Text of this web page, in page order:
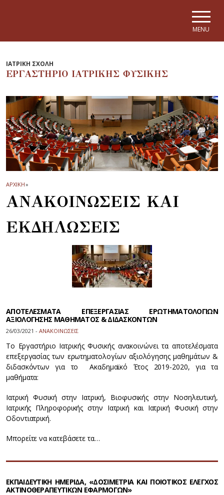
MENU
ΙΑΤΡΙΚΗ ΣΧΟΛΗ
ΕΡΓΑΣΤΗΡΙΟ ΙΑΤΡΙΚΗΣ ΦΥΣΙΚΗΣ
ΑΡΧΙΚΗ»
ΑΝΑΚΟΙΝΩΣΕΙΣ ΚΑΙ
ΕΚΔΗΛΩΣΕΙΣ
ΑΠΟΤΕΛΕΣΜΑΤΑ ΕΠΕΞΕΡΓΑΣΙΑΣ ΕΡΩΤΗΜΑΤΟΛΟΓΙΩΝ
ΑΞΙΟΛΟΓΗΣΗΣ ΜΑΘΗΜΑΤΟΣ & ΔΙΔΑΣΚΟΝΤΩΝ
26/03/2021 - ΑΝΑΚΟΙΝΩΣΕΙΣ
Το Εργαστήριο Ιατρικής Φυσικής ανακοινώνει τα αποτελέσματα
επεξεργασίας των ερωτηματολογίων αξιολόγησης μαθημάτων &
διδασκόντων για το Ακαδημαϊκό Έτος 2019-2020, για τα
μαθήματα:
Ιατρική Φυσική στην Ιατρική, Βιοφυσικής στην Νοσηλευτική,
Ιατρικής Πληροφορικής στην Ιατρική και Ιατρική Φυσική στην
Οδοντιατρική.
Μπορείτε να κατεβάσετε τα…
ΕΚΠΑΙΔΕΥΤΙΚΗ ΗΜΕΡΙΔΑ, «ΔΟΣΙΜΕΤΡΙΑ ΚΑΙ ΠΟΙΟΤΙΚΟΣ ΕΛΕΓΧΟΣ
ΑΚΤΙΝΟΘΕΡΑΠΕΥΤΙΚΩΝ ΕΦΑΡΜΟΓΩΝ»